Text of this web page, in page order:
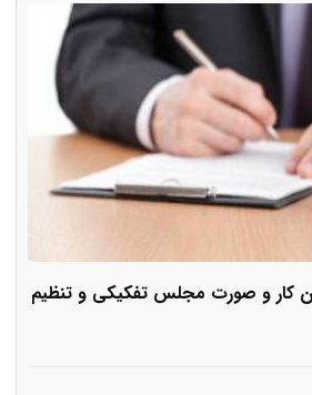
کار و صورت مجلس تفکیکی و تنظیم